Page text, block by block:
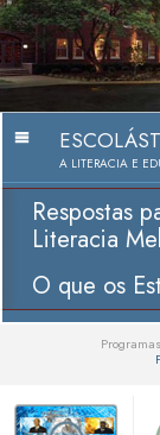
A LITERACIA E
Respostas
Literacia
O que os